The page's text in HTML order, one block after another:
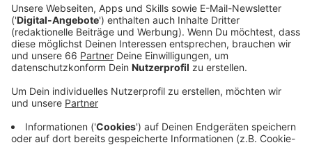
Veröffentlicht:Mittwoch, 22.05.2024 05:20
Anzeige
Die Düsseldorfer Diakonie hat sich Gedanken zum
eine flexiblere Fachkraftquote. Bisher dürfen in der